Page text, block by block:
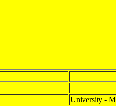
University -